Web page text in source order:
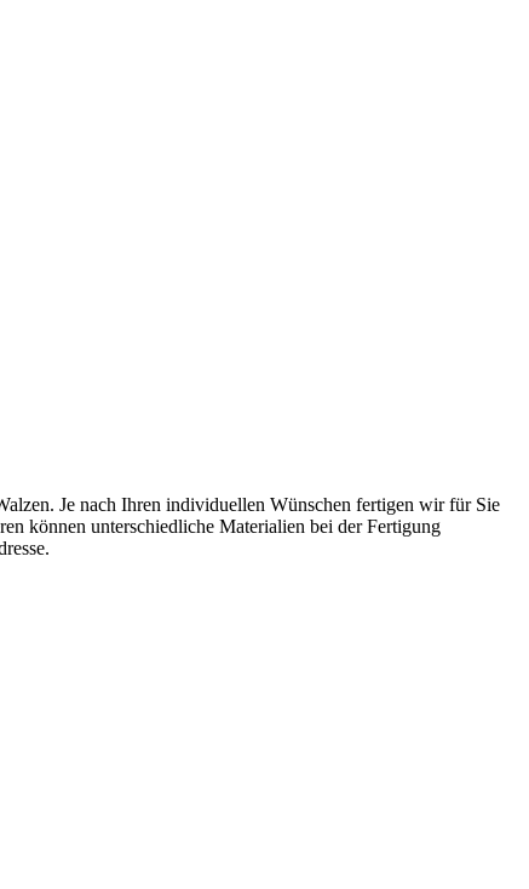
Je nach Ihren individuellen Wünschen fertigen wir für Sie
können unterschiedliche Materialien bei der Fertigung